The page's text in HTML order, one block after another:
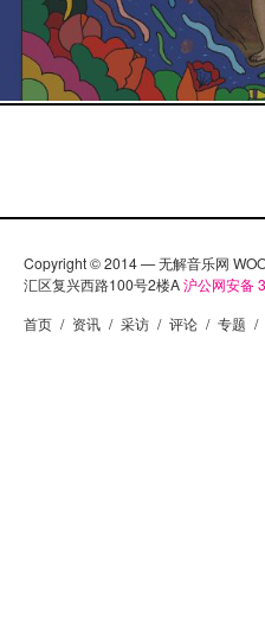
Copyright © 2014 — 无解音乐网
汇区复兴西路100号2楼A沪公网安备
首页 / 资讯 / 采访 / 评论 / 专题 /